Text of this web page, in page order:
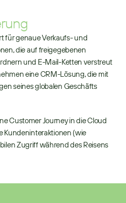
für genaue Verkaufs- und
die auf freigegebenen
und E-Mail-Ketten verstreut
eine CRM-Lösung, die mit
seines globalen Geschäfts
Customer Journey in die Cloud
Kundeninteraktionen (wie
Zugriff während des Reisens